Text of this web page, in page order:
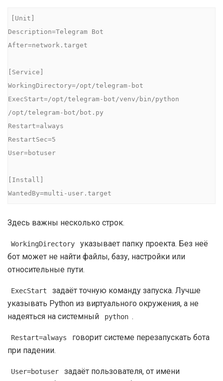
[Unit]
Description=Telegram Bot
After=network.target
[Service]
WorkingDirectory=/opt/telegram-bot
ExecStart=/opt/telegram-bot/venv/bin/python
/opt/telegram-bot/bot.py
Restart=always
RestartSec=5
User=botuser
[Install]
WantedBy=multi-user.target
Здесь важны несколько строк.
WorkingDirectory
указывает папку проекта. Без неё
бот может не найти файлы, базу, настройки или
относительные пути.
ExecStart
задаёт точную команду запуска. Лучше
указывать Python из виртуального окружения, а не
надеяться на системный
python .
Restart=always
говорит системе перезапускать бота
при падении.
User=botuser
задаёт пользователя, от имени